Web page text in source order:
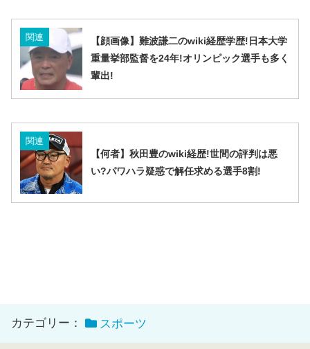
関連
【顔画像】難波謙二のwiki経歴学歴!日本大学
重量挙部監督を24年!オリンピック選手も多く
輩出!
関連
【何者】秋田豊のwiki経歴!世間の評判は悪
い?パワハラ疑惑で解任求める選手8割!
カテゴリー： スポーツ